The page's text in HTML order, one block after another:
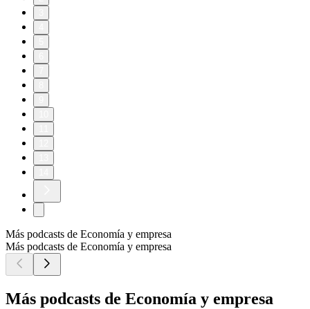
Más podcasts de Economía y empresa
Más podcasts de Economía y empresa
Más podcasts de Economía y empresa